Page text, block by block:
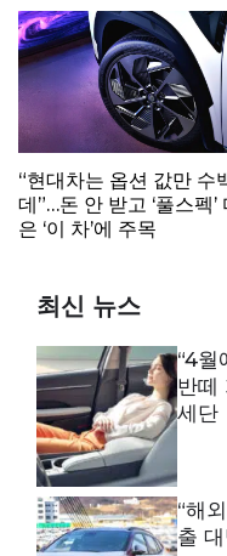
“현대차는 옵션 값만 수
데”…돈 안 받고 ‘풀스펙’
은 ‘이 차’에 주목
최신 뉴스
“4월
반떼
세단
“해
출